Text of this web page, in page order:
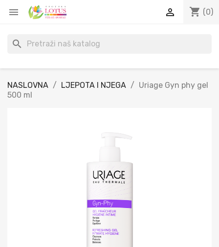
 shopping_cart (0)

search
NASLOVNA LJEPOTA I NJEGA
Uriage Gyn phy gel
500 ml